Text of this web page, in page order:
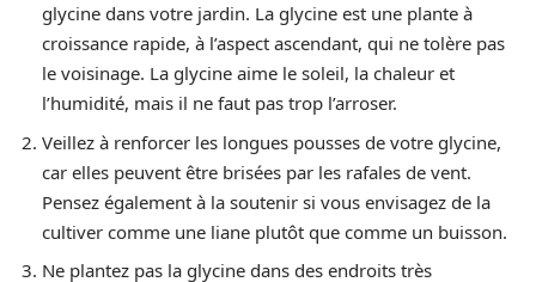
glycine dans votre jardin. La glycine est une plante à
croissance rapide, à l’aspect ascendant, qui ne tolère pas
le voisinage. La glycine aime le soleil, la chaleur et
l’humidité, mais il ne faut pas trop l’arroser.
Veillez à renforcer les longues pousses de votre glycine,
car elles peuvent être brisées par les rafales de vent.
Pensez également à la soutenir si vous envisagez de la
cultiver comme une liane plutôt que comme un buisson.
Ne plantez pas la glycine dans des endroits très